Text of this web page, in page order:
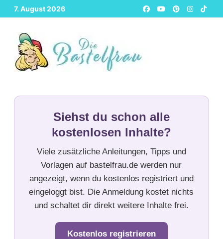
Zurück
zum
Inhalt
7. August 2026
Siehst du schon alle
kostenlosen Inhalte?
Viele zusätzliche Anleitungen, Tipps und
Vorlagen auf bastelfrau.de werden nur
angezeigt, wenn du kostenlos registriert und
eingeloggt bist. Die Anmeldung kostet nichts
und schaltet dir direkt weitere Inhalte frei.
Kostenlos registrieren